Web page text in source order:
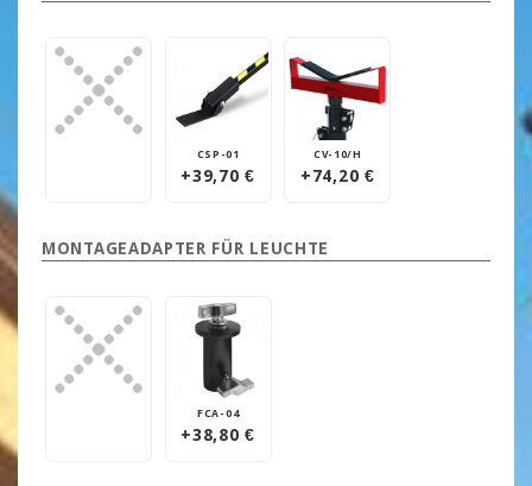
CSP-01
+39,70 €
CV-10/H
+74,20 €
MONTAGEADAPTER FÜR LEUCHTE
FCA-04
+38,80 €